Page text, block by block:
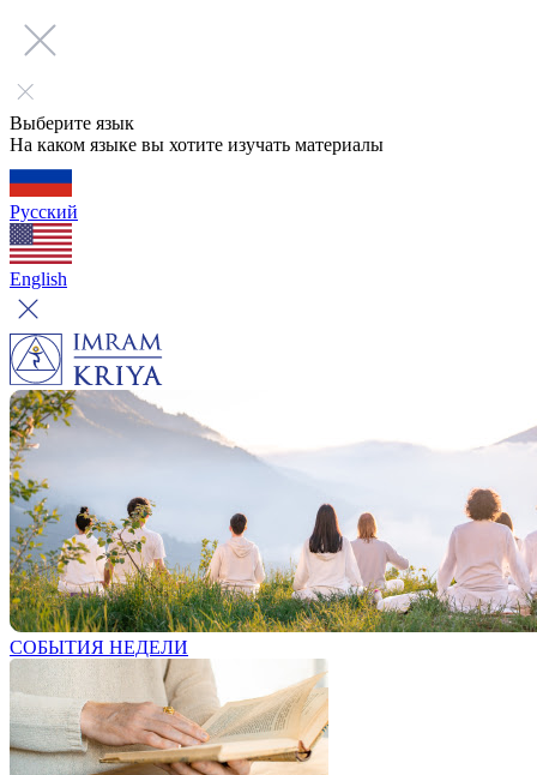
Выберите язык
На каком языке вы хотите изучать материалы
Русский
English
СОБЫТИЯ НЕДЕЛИ